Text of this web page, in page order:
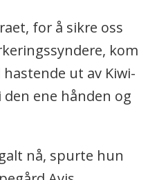
for å sikre oss
kom
ut av Kiwi-
ene hånden og
nå, spurte hun